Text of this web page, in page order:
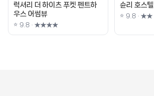
럭셔리 더 하이츠 푸켓 펜트하
우스 어썸뷰
⭐ 9.8 · ★★★★
슌리 호스텔
⭐ 9.8 · ★★